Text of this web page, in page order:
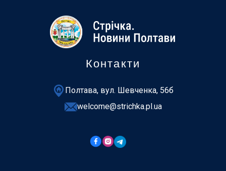
Контакти
Полтава, вул. Шевченка, 56б
welcome@strichka.pl.ua